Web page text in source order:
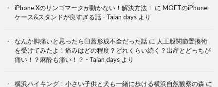
iPhone Xのリンゴマークが動かない！解決方法！ に MOFTのiPhone
ケース&スタンドが良すぎる話 - Taian days より
なんか脚痛いと思ったら臼蓋形成不全だった話 に 人工股関節置換術
を受けてみたよ！痛みはどの程度？どれくらい続く？出産とどっちが
痛い！？麻酔も痛い！？ - Taian days より
横浜ハイキング！小さい子供と犬も一緒に歩ける横浜自然観察の森 に